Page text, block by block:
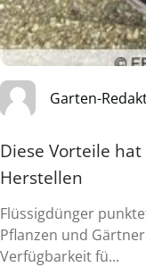
Garten-
Diese Vorteile
Herstellen
Flüssigdünger
Pflanzen und
Verfügbarkeit fü...